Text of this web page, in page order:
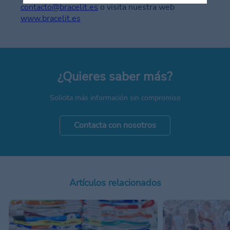
contacto@bracelit.eso visita nuestra web
www.bracelit.es
¿Quieres saber más?
Solicita más información sin compromiso
Contacta con nosotros
Artículos relacionados